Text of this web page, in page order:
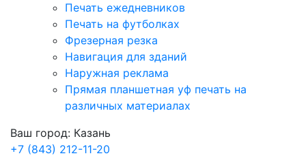
Печать ежедневников
Печать на футболках
Фрезерная резка
Навигация для зданий
Наружная реклама
Прямая планшетная уф печать на
различных материалах
Ваш город: Казань
+7 (843) 212-11-20